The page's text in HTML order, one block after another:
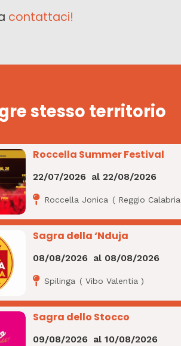
contattaci!
stesso territorio
Roccella Summer Festival
22/07/2026 al22/08/2026
Roccella Jonica ( Reggio Calabria
Sagra della ‘Nduja
08/08/2026 al 08/08/2026
Spilinga (Vibo Valentia )
Sagra dello Stocco
09/08/2026 al10/08/2026